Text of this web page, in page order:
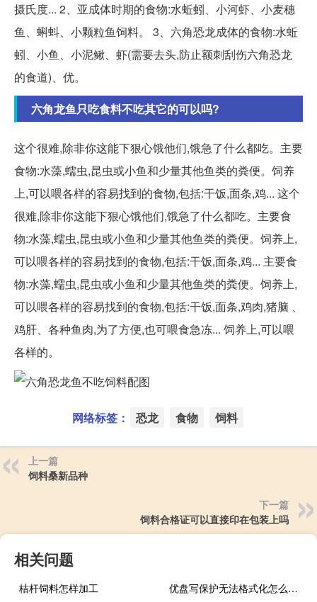
摄氏度... 2、亚成体时期的食物:水蚯蚓、小河虾、小麦穗
鱼、蝌蚪、小颗粒鱼饲料。 3、六角恐龙成体的食物:水蚯
蚓、小鱼、小泥鳅、虾(需要去头,防止额刺刮伤六角恐龙
的食道)、优。
六角龙鱼只吃食料不吃其它的可以吗?
这个很难,除非你这能下狠心饿他们,饿急了什么都吃。主要
食物:水藻,蠕虫,昆虫或小鱼和少量其他鱼类的粪便。饲养
上,可以喂各样的容易找到的食物,包括:干饭,面条,鸡... 这个
很难,除非你这能下狠心饿他们,饿急了什么都吃。主要食
物:水藻,蠕虫,昆虫或小鱼和少量其他鱼类的粪便。饲养上,
可以喂各样的容易找到的食物,包括:干饭,面条,鸡... 主要食
物:水藻,蠕虫,昆虫或小鱼和少量其他鱼类的粪便。饲养上,
可以喂各样的容易找到的食物,包括:干饭,面条,鸡肉,猪脑 、
鸡肝、各种鱼肉,为了方便,也可喂食急冻... 饲养上,可以喂
各样的。
网络标签： 恐龙 食物 饲料
上一篇
饲料桑新品种
下一篇
饲料合格证可以直接印在包装上吗
相关问题
桔杆饲料怎样加工
优盘写保护无法格式化怎么办（优盘写保护）